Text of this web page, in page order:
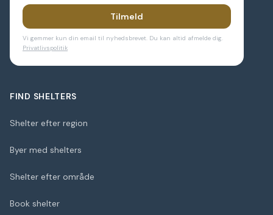
Tilmeld
Vi gemmer kun din email til nyhedsbrevet. Du kan altid afmelde dig.
Privatlivspolitik
FIND SHELTERS
Shelter efter region
Byer med shelters
Shelter efter område
Book shelter